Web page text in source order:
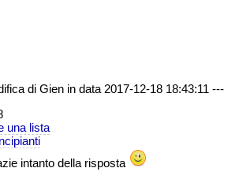
di Gien in data 2017-12-18 18:43:11 ---
una lista
intanto della risposta